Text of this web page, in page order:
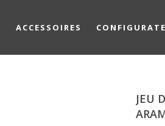
ACCESSOIRES
JEU